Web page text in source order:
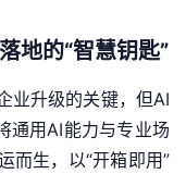
地的“智慧钥匙”
业升级的关键，但AI
通用AI能力与专业场
而生，以“开箱即用”